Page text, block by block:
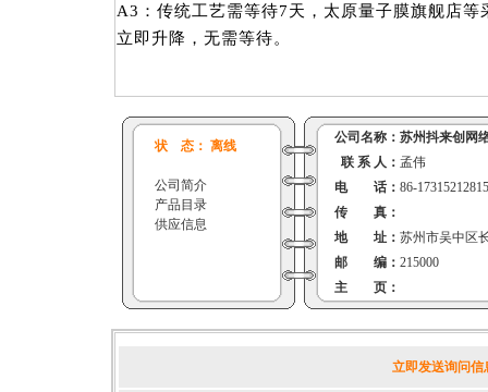
A3：传统工艺需等待7天，太原量子膜旗舰店
立即升降，无需等待。
状 态： 离线
公司简介
产品目录
供应信息
公司名称： 苏州抖来创网
联 系 人： 孟伟
电 话： 86-17315212815
传 真：
地 址： 苏州市吴中区
邮 编： 215000
主 页：
立即发送询问信